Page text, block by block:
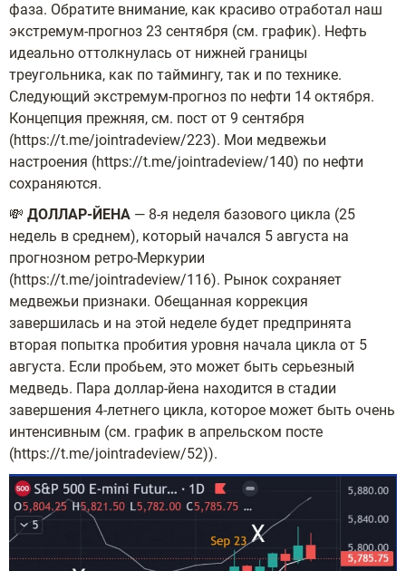
фаза. Обратите внимание, как красиво отработал наш
экстремум-прогноз 23 сентября (см. график). Нефть
идеально оттолкнулась от нижней границы
треугольника, как по таймингу, так и по технике.
Следующий экстремум-прогноз по нефти 14 октября.
Концепция прежняя, см. пост от 9 сентября
(https://t.me/jointradeview/223). Мои медвежьи
настроения (https://t.me/jointradeview/140) по нефти
сохраняются.
💸 ДОЛЛАР-ЙЕНА — 8-я неделя базового цикла (25
недель в среднем), который начался 5 августа на
прогнозном ретро-Меркурии
(https://t.me/jointradeview/116). Рынок сохраняет
медвежьи признаки. Обещанная коррекция
завершилась и на этой неделе будет предпринята
вторая попытка пробития уровня начала цикла от 5
августа. Если пробьем, это может быть серьезный
медведь. Пара доллар-йена находится в стадии
завершения 4-летнего цикла, которое может быть очень
интенсивным (см. график в апрельском посте
(https://t.me/jointradeview/52)).